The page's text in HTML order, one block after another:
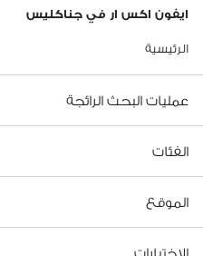
ايفون اكس ار في جناكليس
الرئيسية
عمليات البحث الرائجة
الفئات
الموقع